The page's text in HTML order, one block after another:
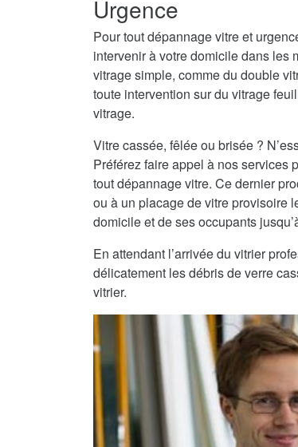
Urgence
Pour tout dépannage vitre et
intervenir à votre domicile dans les
vitrage simple, comme du double
toute intervention sur du vitrage
vitrage.
Vitre cassée, fêlée ou brisée ?
Préférez faire appel à nos services
tout dépannage vitre. Ce dernier
ou à un placage de vitre provisoire
domicile et de ses occupants
En attendant l’arrivée du vitrier
délicatement les débris de verre
vitrier.